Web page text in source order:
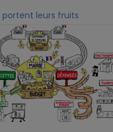
portent leurs fruits